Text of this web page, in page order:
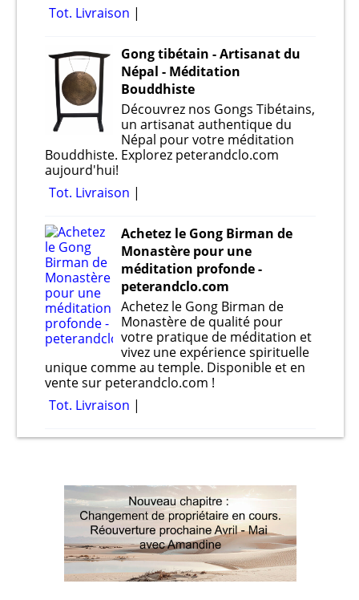
Tot. Livraison
Gong tibétain - Artisanat du
Népal - Méditation
Bouddhiste
Découvrez nos Gongs Tibétains,
un artisanat authentique du
Népal pour votre méditation
Bouddhiste. Explorez peterandclo.com
aujourd'hui!
Tot. Livraison
Achetez le Gong Birman de
Monastère pour une
méditation profonde -
peterandclo.com
Achetez le Gong Birman de
Monastère de qualité pour
votre pratique de méditation et
vivez une expérience spirituelle
unique comme au temple. Disponible et en
vente sur peterandclo.com !
Tot. Livraison